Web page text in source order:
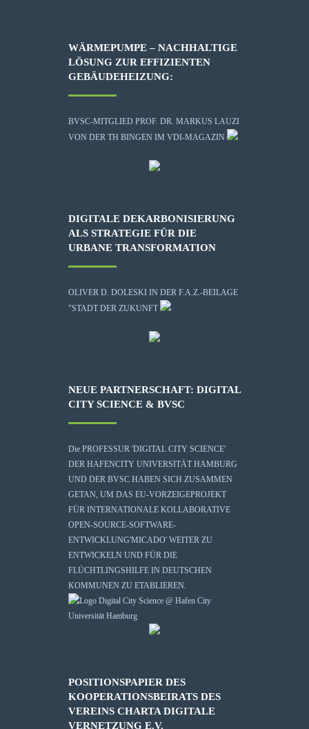
WÄRMEPUMPE – NACHHALTIGE
LÖSUNG ZUR EFFIZIENTEN
GEBÄUDEHEIZUNG:
BVSC-MITGLIED PROF. DR. MARKUS LAUZI
VON DER TH BINGEN IM VDI-MAGAZIN
DIGITALE DEKARBONISIERUNG
ALS STRATEGIE FÜR DIE
URBANE TRANSFORMATION
OLIVER D. DOLESKI IN DER F.A.Z.-BEILAGE
"STADT DER ZUKUNFT
NEUE PARTNERSCHAFT: DIGITAL
CITY SCIENCE & BVSC
Die PROFESSUR 'DIGITAL CITY SCIENCE'
DER HAFENCITY UNIVERSITÄT HAMBURG
UND DER BVSC HABEN SICH ZUSAMMEN
GETAN, UM DAS EU-VORZEIGEPROJEKT
FÜR INTERNATIONALE KOLLABORATIVE
OPEN-SOURCE-SOFTWARE-
ENTWICKLUNG'MICADO' WEITER ZU
ENTWICKELN UND FÜR DIE
FLÜCHTLINGSHILFE IN DEUTSCHEN
KOMMUNEN ZU ETABLIEREN.
POSITIONSPAPIER DES
KOOPERATIONSBEIRATS DES
VEREINS CHARTA DIGITALE
VERNETZUNG E.V.